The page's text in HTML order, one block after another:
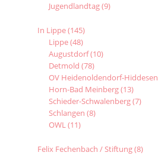
Jugendlandtag(9)
In Lippe(145)
Lippe(48)
Augustdorf(10)
Detmold (78)
OV Heidenoldendorf-Hiddesen
Horn-Bad Meinberg(13)
Schieder-Schwalenberg(7)
Schlangen (8)
OWL(11)
Felix Fechenbach / Stiftung(8)